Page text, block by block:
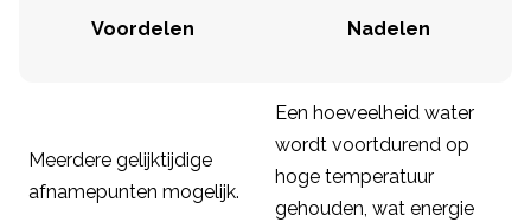
Voordelen Nadelen
Meerdere gelijktijdige
afnamepunten mogelijk.
Een hoeveelheid water
wordt voortdurend op
hoge temperatuur
gehouden, wat energie